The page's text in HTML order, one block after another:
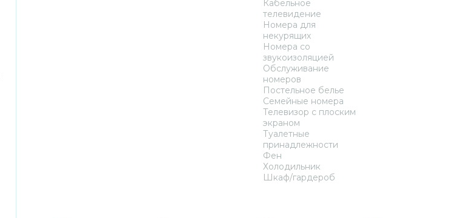
Кабельное
телевидение
Номера для
некурящих
Номера со
звукоизоляцией
Обслуживание
номеров
Постельное белье
Семейные номера
Телевизор с плоским
экраном
Туалетные
принадлежности
Фен
Холодильник
Шкаф/гардероб